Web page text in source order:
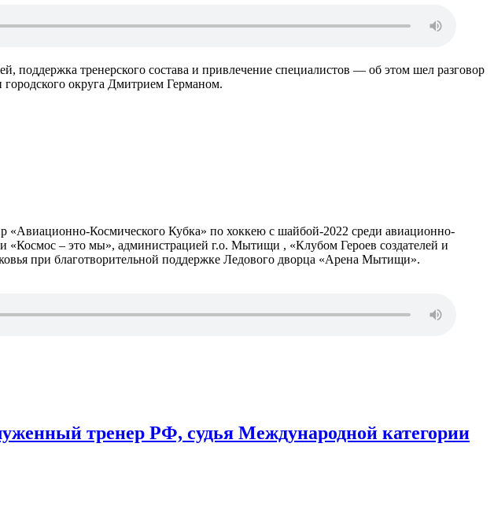
тренерского состава и привлечение специалистов — об этом шел разговор
округа Дмитрием Германом.
Космического Кубка» по хоккею с шайбой-2022 среди авиационно-
– это мы», администрацией г.о. Мытищи , «Клубом Героев создателей и
при благотворительной поддержке Ледового дворца «Арена Мытищи».
тренер РФ, судья Международной категории